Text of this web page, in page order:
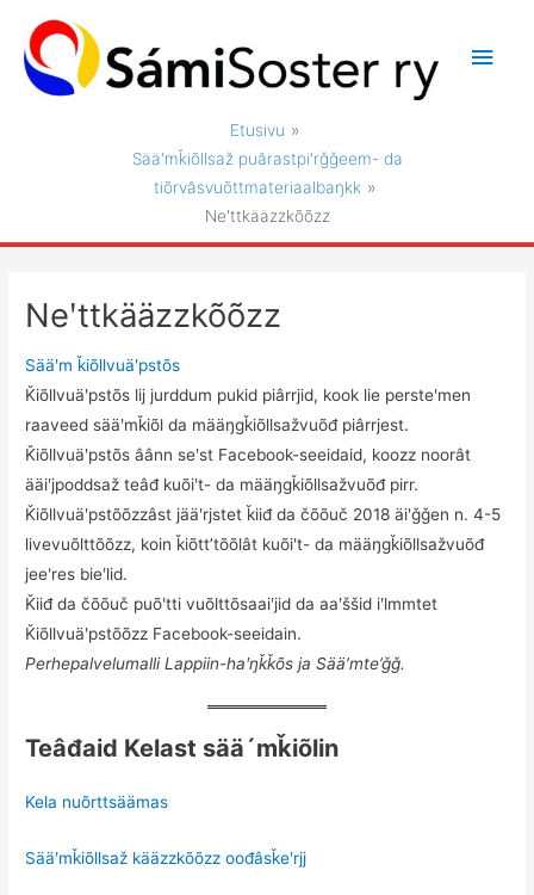
sisältöön
Etusivu
Sääʹmǩiõllsaž puârastpiʹrǧǧeem- da
tiõrvâsvuõttmateriaalbaŋkk
Neʹttkääzzkõõzz
Neʹttkääzzkõõzz
Sääʹm ǩiõllvuäʹpstõs
Ǩiõllvuäʹpstõs lij jurddum pukid piârrjid, kook lie persteʹmen
raaveed sääʹmǩiõl da määŋgǩiõllsažvuõđ piârrjest.
Ǩiõllvuäʹpstõs âânn seʹst Facebook-seeidaid, koozz noorât
ääiʹjpoddsaž teâđ kuõiʹt- da määŋgǩiõllsažvuõđ pirr.
Ǩiõllvuäʹpstõõzzâst jääʹrjstet ǩiiđ da čõõuč 2018 äiʹǧǧen n. 4-5
livevuõlttõõzz, koin ǩiõttʼtõõlât kuõiʹt- da määŋgǩiõllsažvuõđ
jeeʹres bieʹlid.
Ǩiiđ da čõõuč puõʹtti vuõlttõsaaiʹjid da aaʹššid iʹlmmtet
Ǩiõllvuäʹpstõõzz Facebook-seeidain.
Perhepalvelumalli Lappiin-haʹŋǩǩõs ja Sää’mte’ǧǧ.
Teâđaid Kelast sää´mǩiõlin
Kela nuõrttsäämas
Sääʹmǩiõllsaž kääzzkõõzz oođâsǩeʹrjj